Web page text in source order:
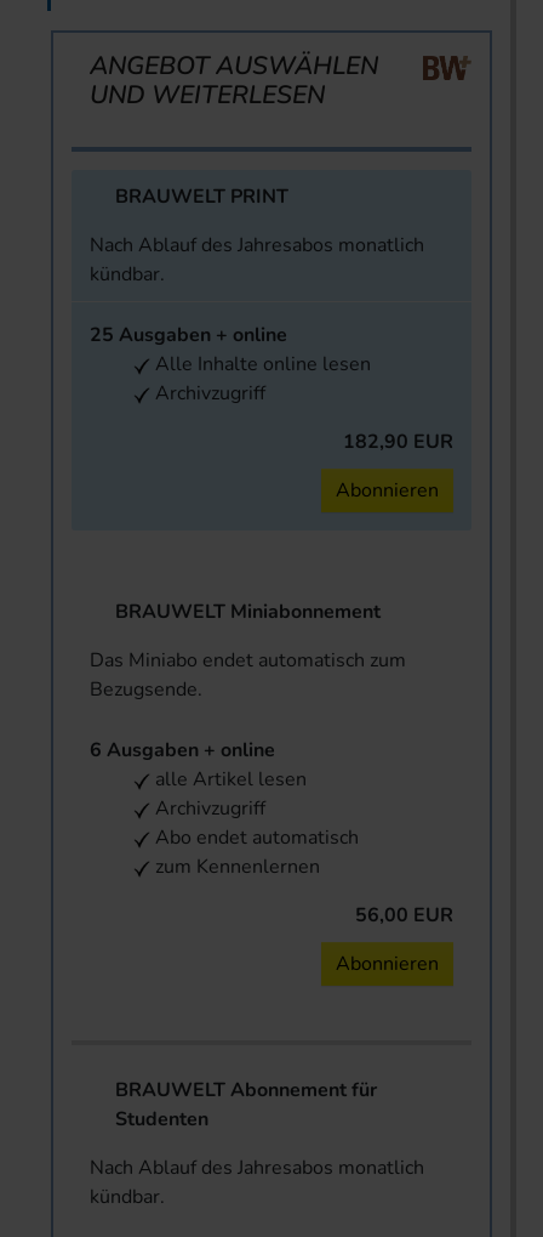
ANGEBOT AUSWÄHLEN
UND WEITERLESEN
BRAUWELT PRINT
Nach Ablauf des Jahresabos monatlich
kündbar.
25 Ausgaben + online
Alle Inhalte online lesen
Archivzugriff
182,90 EUR
Abonnieren
BRAUWELT Miniabonnement
Das Miniabo endet automatisch zum
Bezugsende.
6 Ausgaben + online
alle Artikel lesen
Archivzugriff
Abo endet automatisch
zum Kennenlernen
56,00 EUR
Abonnieren
BRAUWELT Abonnement für
Studenten
Nach Ablauf des Jahresabos monatlich
kündbar.